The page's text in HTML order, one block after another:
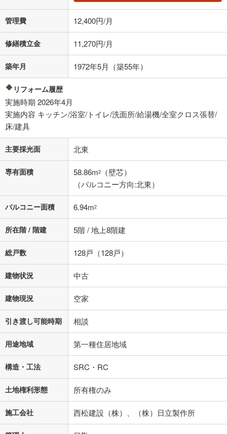
不動産会社に購入相談をする
閉じる
管理費 12,400円/月
修繕積立金 11,270円/月
築年月 1972年5月（築55年）
リフォーム履歴
実施時期 2026年4月
実施内容 キッチン/浴室/トイレ/洗面所/給湯機/全室クロス張替/
床/建具
主要採光面 北東
専有面積 58.86m2
（壁芯）
（バルコニー方向:北東）
バルコニー面積 6.94m2
所在階 / 階建 5階 / 地上8階建
総戸数 128戸（128戸）
建物状況 中古
建物現況 空家
引き渡し可能時期 相談
用途地域 第一種住居地域
構造・工法 SRC・RC
土地権利形態 所有権のみ
施工会社 西松建設（株）、（株）日立製作所